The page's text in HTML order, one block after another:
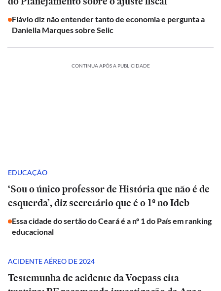
Flávio diz não entender tanto de economia e pergunta a
Daniella Marques sobre Selic
CONTINUA APÓS A PUBLICIDADE
EDUCAÇÃO
‘Sou o único professor de História que não é de
esquerda’, diz secretário que é o 1º no Ideb
Essa cidade do sertão do Ceará é a nº 1 do País em ranking
educacional
ACIDENTE AÉREO DE 2024
Testemunha de acidente da Voepass cita